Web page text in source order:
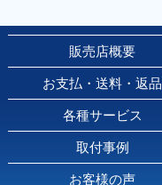
販売店概要
お支払・送料・返品
各種サービス
取付事例
お客様の声